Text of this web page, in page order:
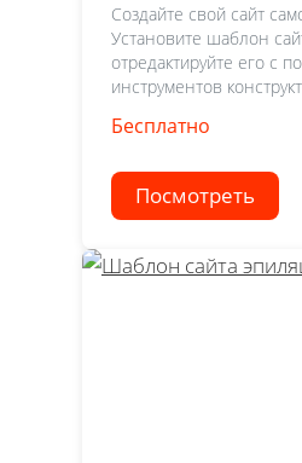
Создайте свой сайт
Установите шаблон
отредактируйте его с
инструментов
Бесплатно
Посмотреть